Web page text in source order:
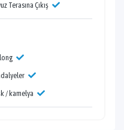
Terasına Çıkış
/ kamelya